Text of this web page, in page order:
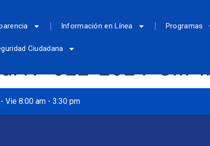
Información en Línea Programas
Ciudadana
Nº 022-2024-GM-
Vie 8:00 am - 3:30 pm